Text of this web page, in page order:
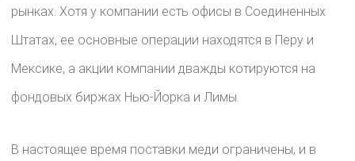
рынках. Хотя у компании есть офисы в Соединенных
Штатах, ее основные операции находятся в Перу и
Мексике, а акции компании дважды котируются на
фондовых биржах Нью-Йорка и Лимы.
В настоящее время поставки меди ограничены, и в